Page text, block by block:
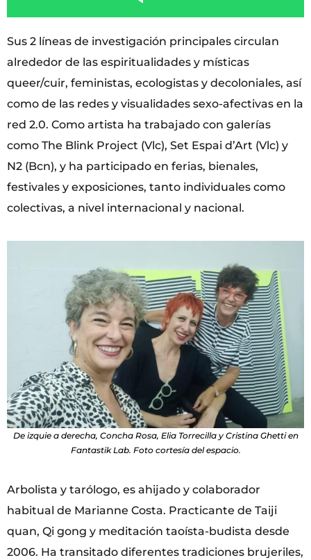
Sus 2 líneas de investigación principales circulan
alrededor de las espiritualidades y místicas
queer/cuir, feministas, ecologistas y decoloniales, así
como de las redes y visualidades sexo-afectivas en la
red 2.0. Como artista ha trabajado con galerías
como The Blink Project (Vlc), Set Espai d’Art (Vlc) y
N2 (Bcn), y ha participado en ferias, bienales,
festivales y exposiciones, tanto individuales como
colectivas, a nivel internacional y nacional.
De izquie a derecha, Concha Rosa, Elia Torrecilla y Cristina Ghetti en
Fantastik Lab. Foto cortesía del espacio.
Arbolista y tarólogo, es ahijado y colaborador
habitual de Marianne Costa. Practicante de Taiji
quan, Qi gong y meditación taoísta-budista desde
2006. Ha transitado diferentes tradiciones brujeriles,